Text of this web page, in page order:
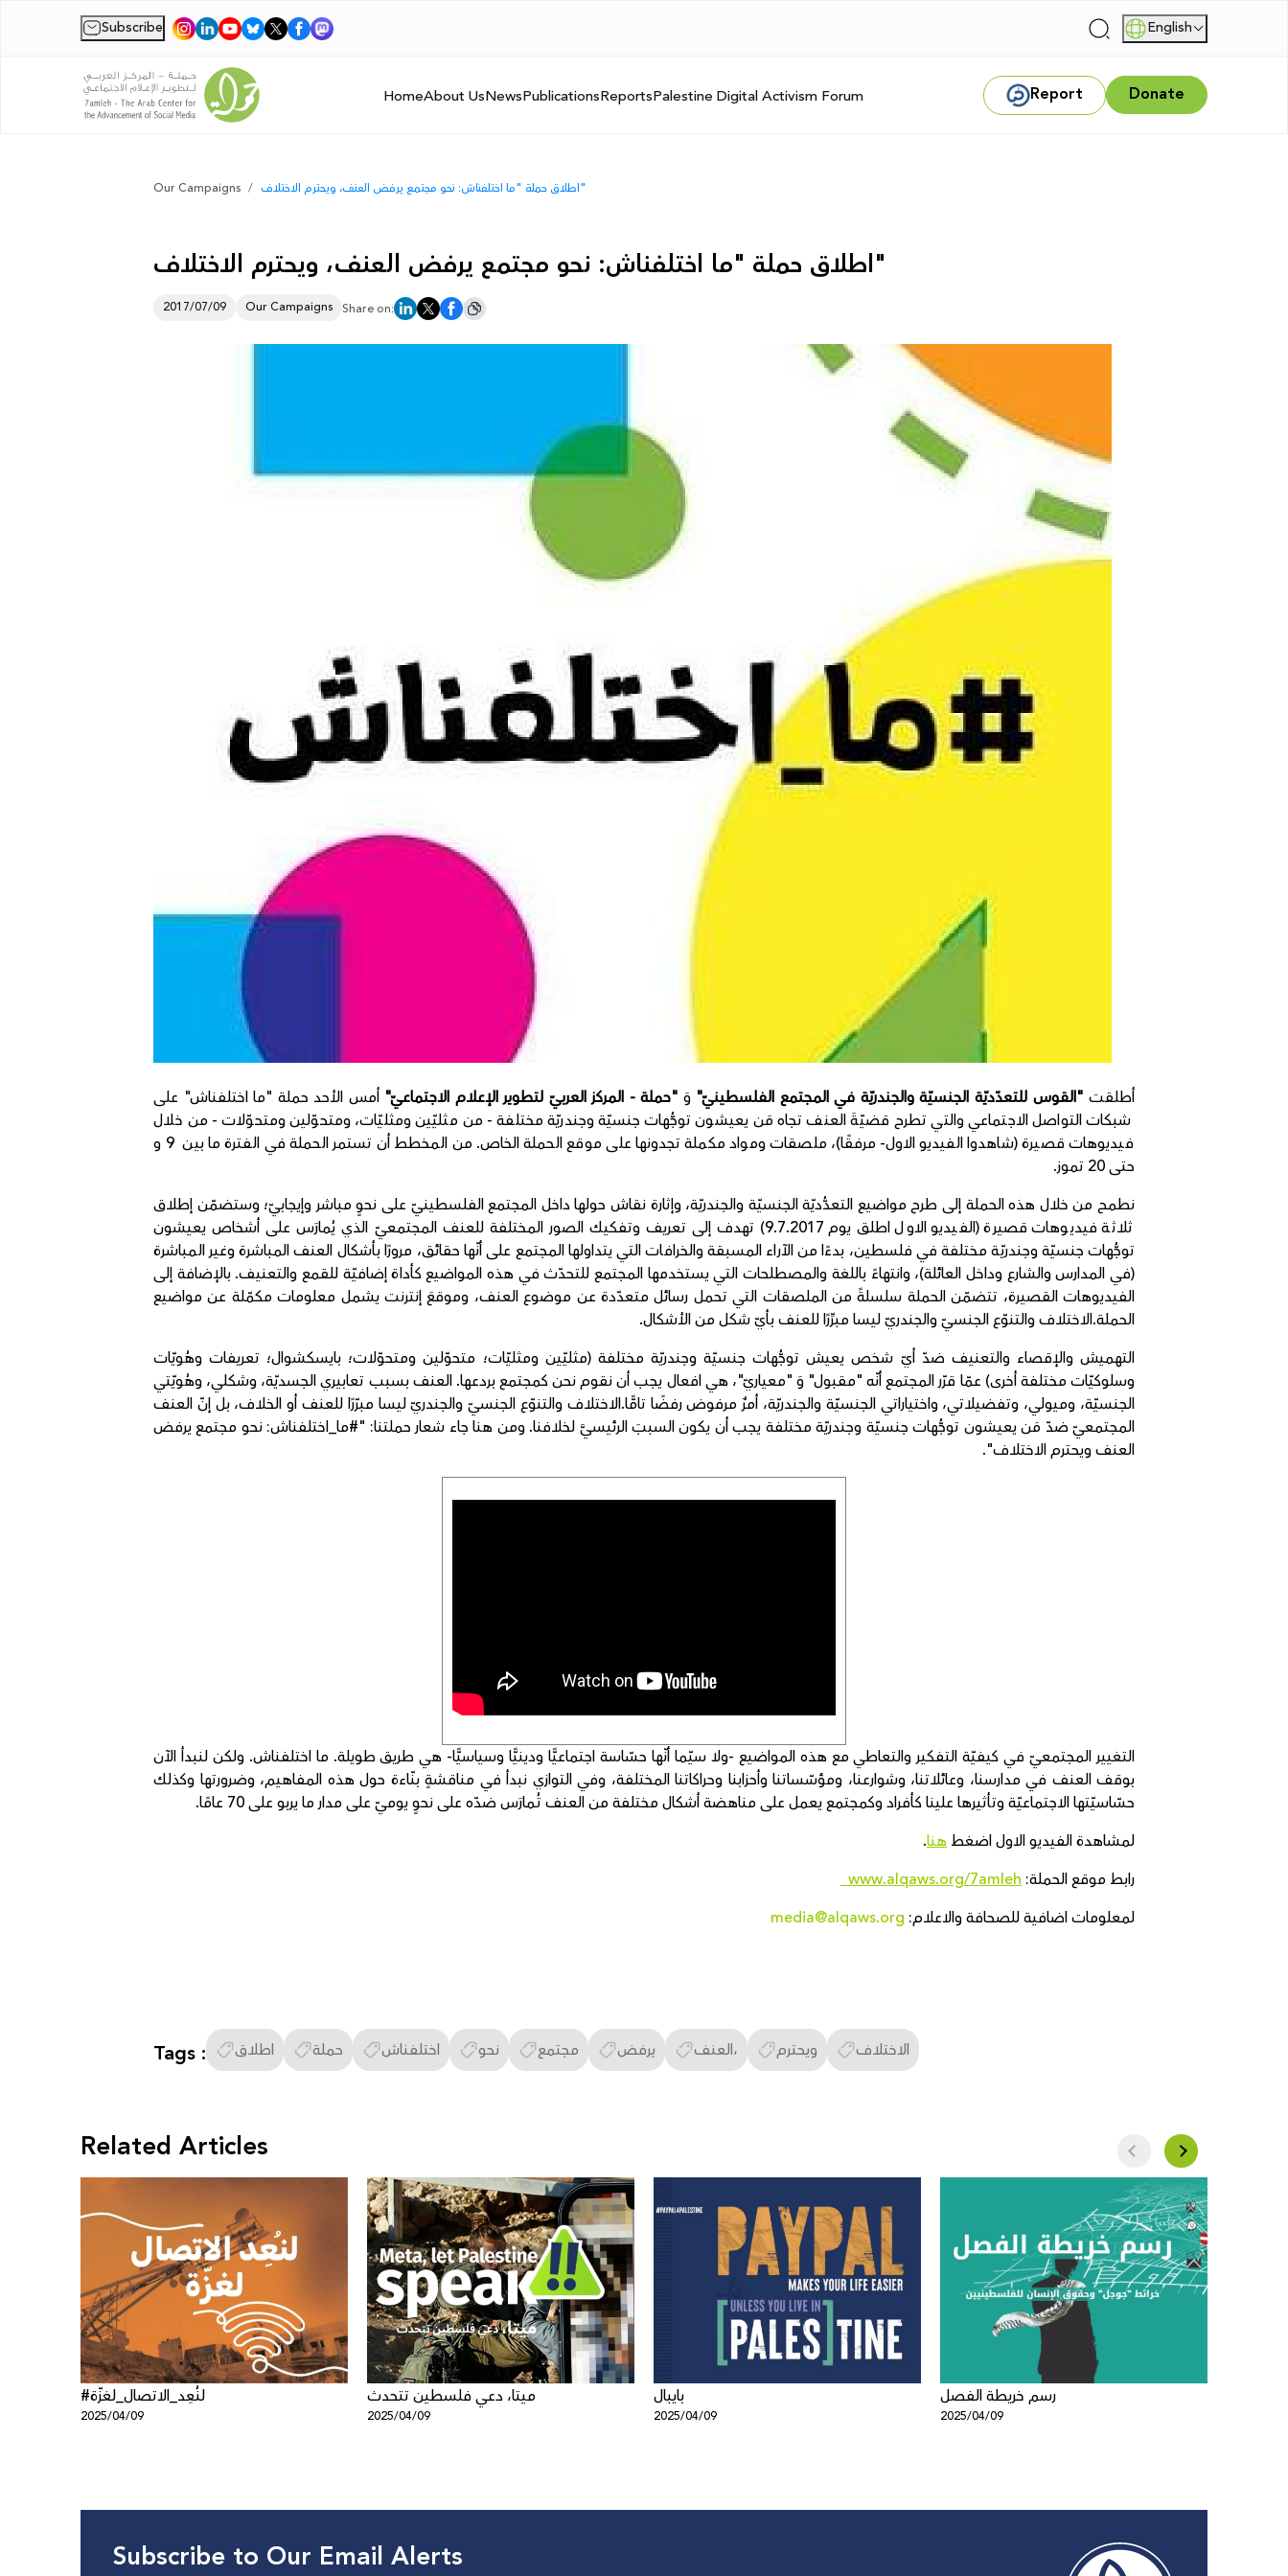
Subscribe | | English
HomeAbout UsNewsPublicationsReportsPalestine Digital Activism Forum Report Donate
Our Campaigns اطلاق حملة "ما اختلفناش: نحو مجتمع يرفض العنف، ويحترم الاختلاف"
اطلاق حملة "ما اختلفناش: نحو مجتمع يرفض العنف، ويحترم الاختلاف"
2017/07/09 Our Campaigns Share on:
أطلقت "القوس للتعدّديّة الجنسيّة والجندريّة في المجتمع الفلسطينيّ" وَ "حملة - المركز العربيّ لتطوير الإعلام الاجتماعيّ" أمس الأحد حملة "ما اختلفناش" على
شبكات التواصل الاجتماعي والتي تطرح قضيّةَ العنف تجاه مَن يعيشون توجُّهات جنسيّة وجندريّة مختلفة - من مثليّين ومثليّات، ومتحوّلين ومتحوّلات - من خلال
فيديوهات قصيرة (شاهدوا الفيديو الاول- مرفقًا)، ملصقات ومواد مكملة تجدونها على موقع الحملة الخاص. من المخطط أن تستمر الحملة في الفترة ما بين 9 و
حتى 20 تموز.
نطمح من خلال هذه الحملة إلى طرح مواضيع التعدُّديّة الجنسيّة والجندريّة، وإثارة نقاش حولها داخل المجتمع الفلسطينيّ على نحوٍ مباشر وإيجابيّ؛ وستضمّن إطلاق
ثلاثة فيديوهات قصيرة (الفيديو الاول اطلق يوم 9.7.2017) تهدف إلى تعريف وتفكيك الصور المختلفة للعنف المجتمعيّ الذي يُمارَس على أشخاص يعيشون
توجُّهات جنسيّة وجندريّة مختلفة في فلسطين، بدءًا من الآراء المسبقة والخرافات التي يتداولها المجتمع على أنّها حقائق، مرورًا بأشكال العنف المباشرة وغير المباشرة
(في المدارس والشارع وداخل العائلة)، وانتهاءً باللغة والمصطلحات التي يستخدمها المجتمع للتحدّث في هذه المواضيع كأداة إضافيّة للقمع والتعنيف. بالإضافة إلى
الفيديوهات القصيرة، تتضمّن الحملة سلسلةً من الملصقات التي تحمل رسائل متعدّدة عن موضوع العنف، وموقعَ إنترنت يشمل معلومات مكمّلة عن مواضيع
الحملة.الاختلاف والتنوّع الجنسيّ والجندريّ ليسا مبرِّرًا للعنف بأيّ شكل من الأشكال.
التهميش والإقصاء والتعنيف ضدّ أيّ شخص يعيش توجُّهات جنسيّة وجندريّة مختلفة (مثليّين ومثليّات؛ متحوّلين ومتحوّلات؛ بايسكشوال؛ تعريفات وهُويّات
وسلوكيّات مختلفة أخرى) عمّا قرّر المجتمع أنّه "مقبول" وَ "معياريّ"، هي افعال يجب أن نقوم نحن كمجتمع بردعها. العنف بسبب تعابيري الجسديّة، وشكلي، وهُويّتي
الجنسيّة، وميولي، وتفضيلاتي، واختياراتي الجنسيّة والجندريّة، أمرٌ مرفوض رفضًا تامًّا.الاختلاف والتنوّع الجنسيّ والجندريّ ليسا مبرّرًا للعنف أو الخلاف، بل إنّ العنف
المجتمعيّ ضدّ مَن يعيشون توجُّهات جنسيّة وجندريّة مختلفة يجب أن يكون السببَ الرئيسيَّ لخلافنا. ومن هنا جاء شعار حملتنا: "#ما_اختلفناش: نحو مجتمع يرفض
العنف ويحترم الاختلاف".
التغيير المجتمعيّ في كيفيّة التفكير والتعاطي مع هذه المواضيع -ولا سيّما أنّها حسّاسة اجتماعيًّا ودينيًّا وسياسيًّا- هي طريق طويلة. ما اختلفناش. ولكن لنبدأ الآن
بوقف العنف في مدارسنا، وعائلاتنا، وشوارعنا، ومؤسّساتنا وأحزابنا وحراكاتنا المختلفة، وفي التوازي نبدأ في مناقشةٍ بنّاءة حول هذه المفاهيم، وضرورتها وكذلك
حسّاسيّتها الاجتماعيّة وتأثيرها علينا كأفراد وكمجتمع يعمل على مناهضة أشكال مختلفة من العنف تُـمارَس ضدّه على نحوٍ يوميّ على مدار ما يربو على 70 عامًا.
لمشاهدة الفيديو الاول اضغط هنا.
رابط موقع الحملة: www.alqaws.org/7amleh
لمعلومات اضافية للصحافة والاعلام: media@alqaws.org
Tags : اطلاق حملة اختلفناش نحو مجتمع يرفض العنف، ويحترم الاختلاف
Related Articles
#لنُعِد_الاتصال_لغزّة
2025/04/09
ميتا، دعي فلسطين تتحدث
2025/04/09
بايبال
2025/04/09
رسم خريطة الفصل
2025/04/09
Subscribe to Our Email Alerts